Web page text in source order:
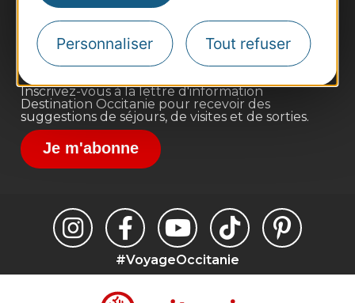
Personnaliser Tout refuser
Voyagistes
Destination Sport
Inscrivez-vous à la lettre d'information
Destination Occitanie pour recevoir des
suggestions de séjours, de visites et de sorties.
Je m'abonne
#VoyageOccitanie